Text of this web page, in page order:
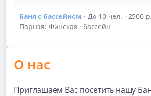
Баня с бассейном · До 10 чел. · 2500
Парная: Финская · бассейн
Показать подробности зала Баня
О нас
Приглашаем Вас посетить нашу